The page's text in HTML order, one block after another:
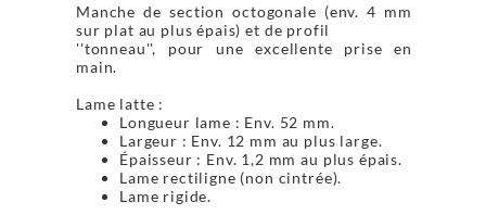
Manche de section octogonale (env. 4 mm
sur plat au plus épais) et de profil
''tonneau'', pour une excellente prise en
main.
Lame latte :
Longueur lame : Env. 52 mm.
Largeur : Env. 12 mm au plus large.
Épaisseur : Env. 1,2 mm au plus épais.
Lame rectiligne (non cintrée).
Lame rigide.